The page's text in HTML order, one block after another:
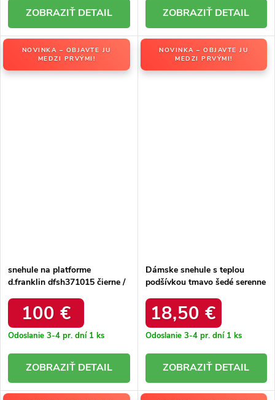
DETAIL DETAIL
NOVINKA – OBJAVTE JU
MEDZI PRVÝMI!
snehule na platforme
d.franklin dfsh371015 čierne /
100 €
Odoslanie 3-4 pr. dní 1 ks
DETAIL
NOVINKA – OBJAVTE JU
MEDZI PRVÝMI!
Dámske snehule s teplou
podšívkou tmavo šedé serenne
18,50 €
Odoslanie 3-4 pr. dní 1 ks
DETAIL